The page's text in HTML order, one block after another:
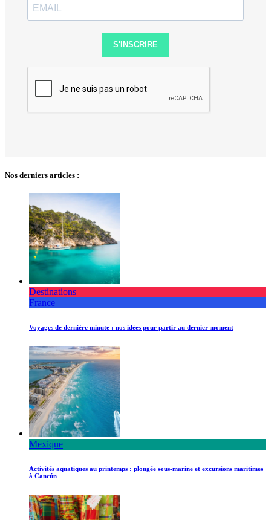
S'INSCRIRE
Nos derniers articles :
Destinations
France
Voyages de dernière minute : nos idées pour partir au dernier moment
Mexique
Activités aquatiques au printemps : plongée sous-marine et excursions maritimes
à Cancún